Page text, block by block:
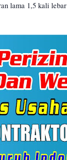
lama 1,5 kali